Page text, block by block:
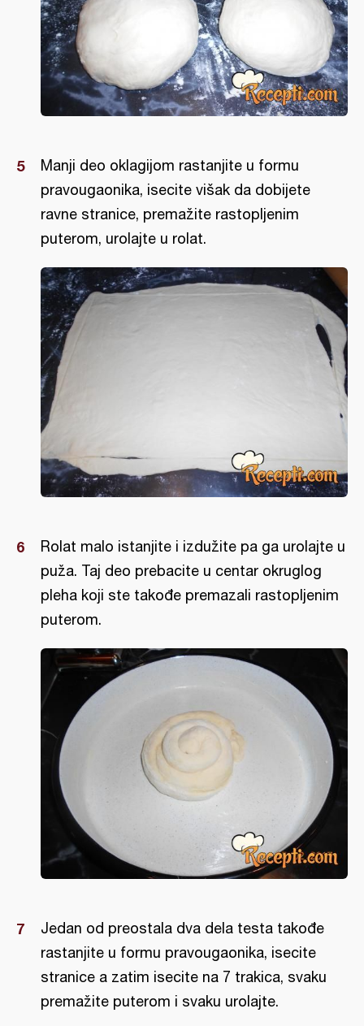
Manji deo oklagijom rastanjite u formu
pravougaonika, isecite višak da dobijete
ravne stranice, premažite rastopljenim
puterom, urolajte u rolat.
Rolat malo istanjite i izdužite pa ga urolajte u
puža. Taj deo prebacite u centar okruglog
pleha koji ste takođe premazali rastopljenim
puterom.
Jedan od preostala dva dela testa takođe
rastanjite u formu pravougaonika, isecite
stranice a zatim isecite na 7 trakica, svaku
premažite puterom i svaku urolajte.